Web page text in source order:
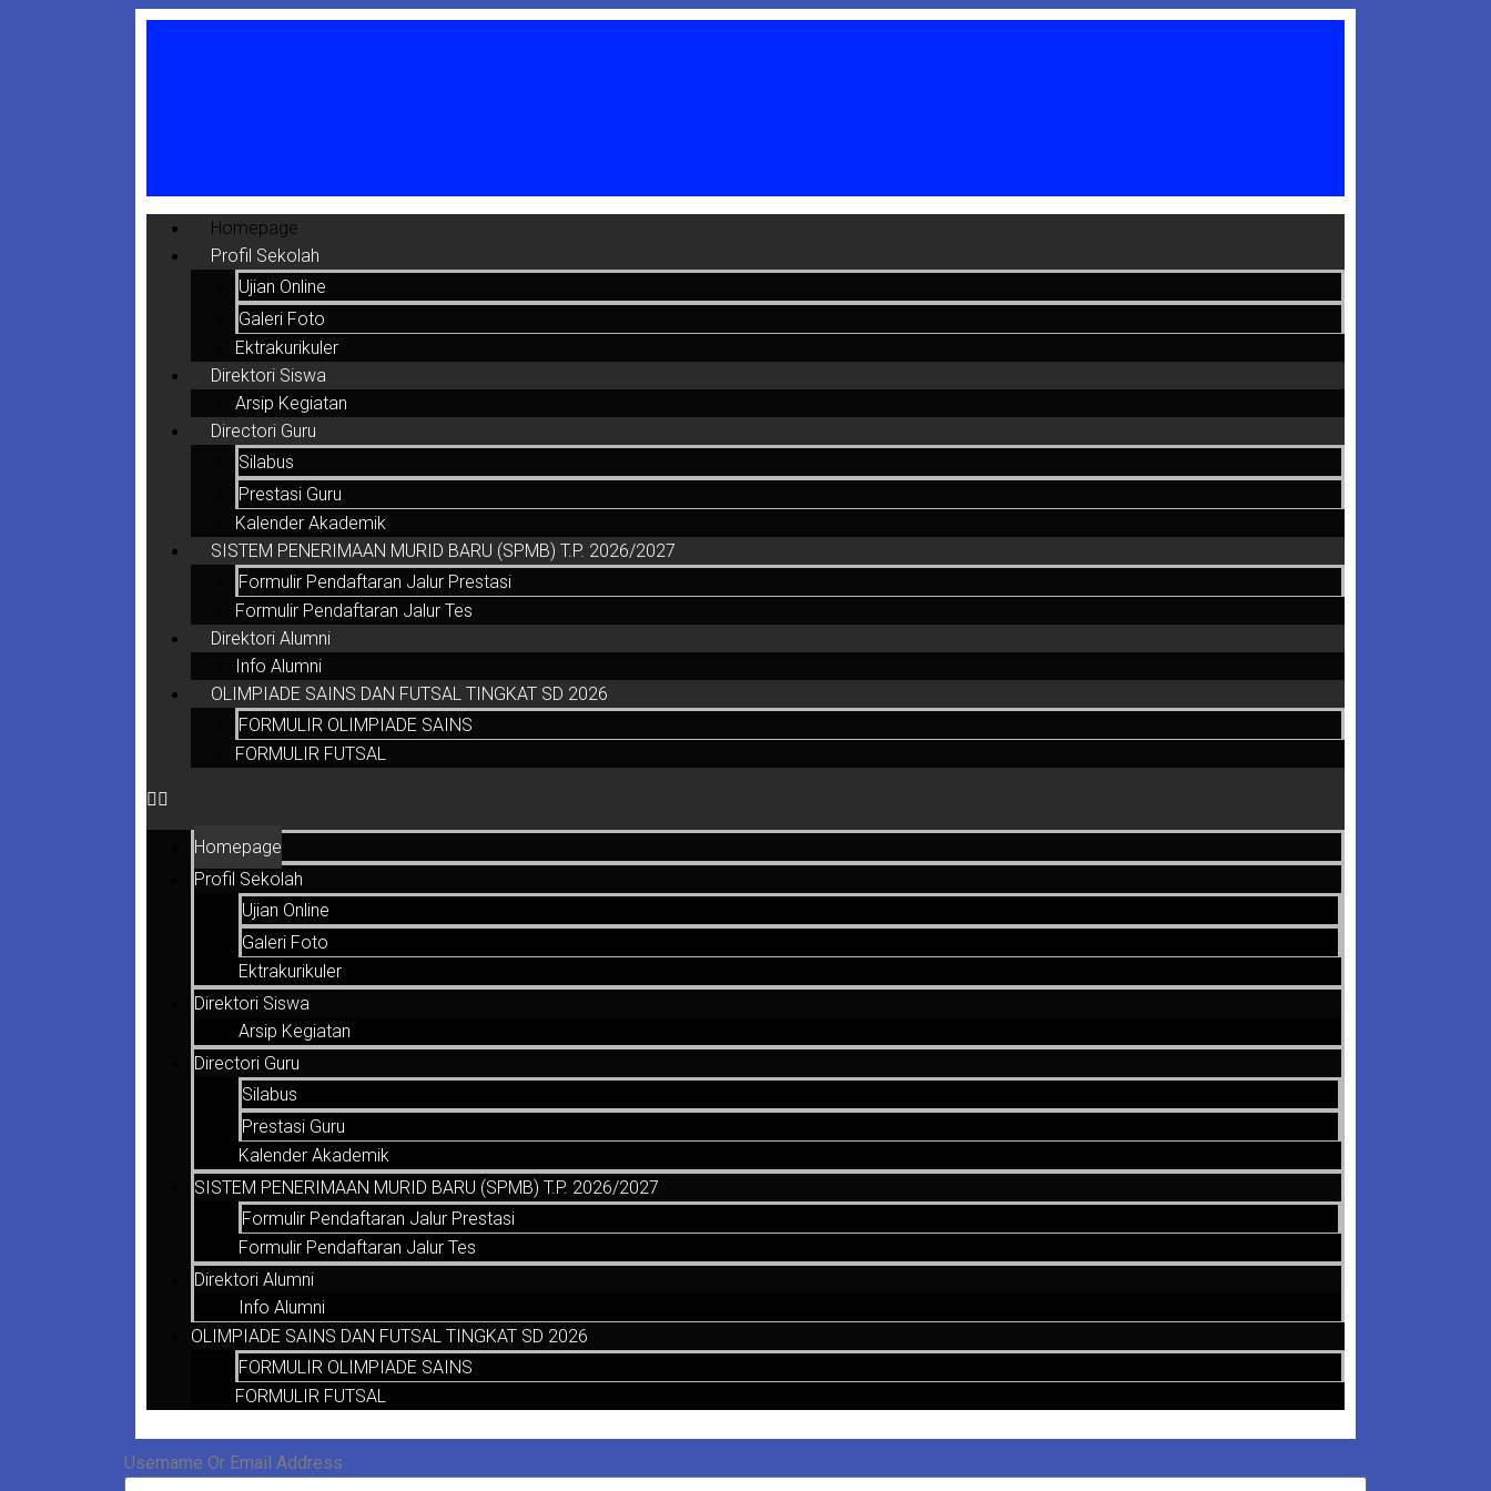
Homepage
Profil Sekolah
Ujian Online
Galeri Foto
Ektrakurikuler
Direktori Siswa
Arsip Kegiatan
Directori Guru
Silabus
Prestasi Guru
Kalender Akademik
SISTEM PENERIMAAN MURID BARU (SPMB) T.P. 2026/2027
Formulir Pendaftaran Jalur Prestasi
Formulir Pendaftaran Jalur Tes
Direktori Alumni
Info Alumni
OLIMPIADE SAINS DAN FUTSAL TINGKAT SD 2026
FORMULIR OLIMPIADE SAINS
FORMULIR FUTSAL
Homepage
Profil Sekolah
Ujian Online
Galeri Foto
Ektrakurikuler
Direktori Siswa
Arsip Kegiatan
Directori Guru
Silabus
Prestasi Guru
Kalender Akademik
SISTEM PENERIMAAN MURID BARU (SPMB) T.P. 2026/2027
Formulir Pendaftaran Jalur Prestasi
Formulir Pendaftaran Jalur Tes
Direktori Alumni
Info Alumni
OLIMPIADE SAINS DAN FUTSAL TINGKAT SD 2026
FORMULIR OLIMPIADE SAINS
FORMULIR FUTSAL
Username Or Email Address